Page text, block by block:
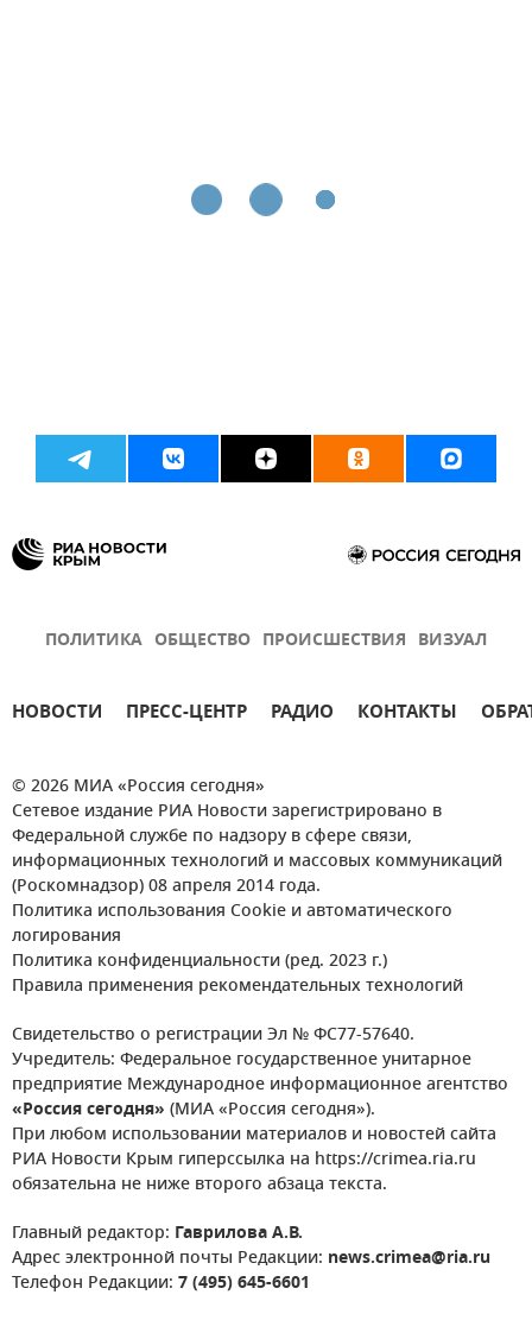
ПОЛИТИКА ОБЩЕСТВО ПРОИСШЕСТВИЯ ВИЗУАЛ
НОВОСТИ ПРЕСС-ЦЕНТР РАДИО КОНТАКТЫ
© 2026 МИА «Россия сегодня»
Сетевое издание РИА Новости зарегистрировано в
Федеральной службе по надзору в сфере связи,
информационных технологий и массовых коммуникаций
(Роскомнадзор) 08 апреля 2014 года.
Политика использования Cookie и автоматического
логирования
Политика конфиденциальности (ред. 2023 г.)
Правила применения рекомендательных технологий
Свидетельство о регистрации Эл № ФС77-57640.
Учредитель: Федеральное государственное унитарное
предприятие Международное информационное агентство
«Россия сегодня» (МИА «Россия сегодня»).
При любом использовании материалов и новостей сайта
РИА Новости Крым гиперссылка на https://crimea.ria.ru
обязательна не ниже второго абзаца текста.
Главный редактор: Гаврилова А.В.
Адрес электронной почты Редакции: news.crimea@ria.ru
Телефон Редакции: 7 (495) 645-6601